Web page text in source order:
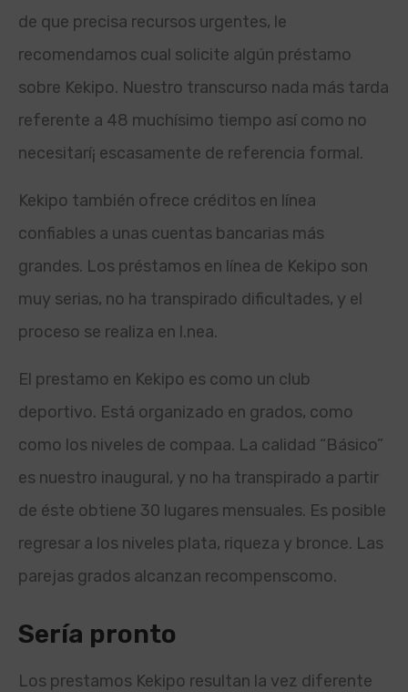
de que precisa recursos urgentes, le
recomendamos cual solicite algún préstamo
sobre Kekipo. Nuestro transcurso nada más tarda
referente a 48 muchísimo tiempo así­ como no
necesitarí¡ escasamente de referencia formal.
Kekipo también ofrece créditos en línea
confiables a unas cuentas bancarias más
grandes. Los préstamos en línea de Kekipo son
muy serias, no ha transpirado dificultades, y el
proceso se realiza en l.nea.
El prestamo en Kekipo es como un club
deportivo. Está organizado en grados, como
como los niveles de compaa. La calidad “Básico”
es nuestro inaugural, y no ha transpirado a partir
de éste obtiene 30 lugares mensuales. Es posible
regresar a los niveles plata, riqueza y bronce. Las
parejas grados alcanzan recompenscomo.
Serí­a pronto
Los prestamos Kekipo resultan la vez diferente